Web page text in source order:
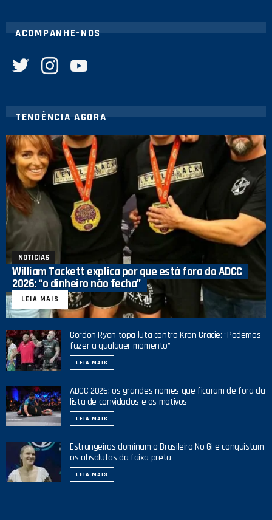
ACOMPANHE-NOS
TENDÊNCIA AGORA
NOTICIAS
William Tackett explica por que está fora do ADCC
2026: “o dinheiro não fecha”
LEIA MAIS
Gordon Ryan topa luta contra Kron Gracie: “Podemos
fazer a qualquer momento”
LEIA MAIS
ADCC 2026: os grandes nomes que ficaram de fora da
lista de convidados e os motivos
LEIA MAIS
Estrangeiros dominam o Brasileiro No Gi e conquistam
os absolutos da faixa-preta
LEIA MAIS